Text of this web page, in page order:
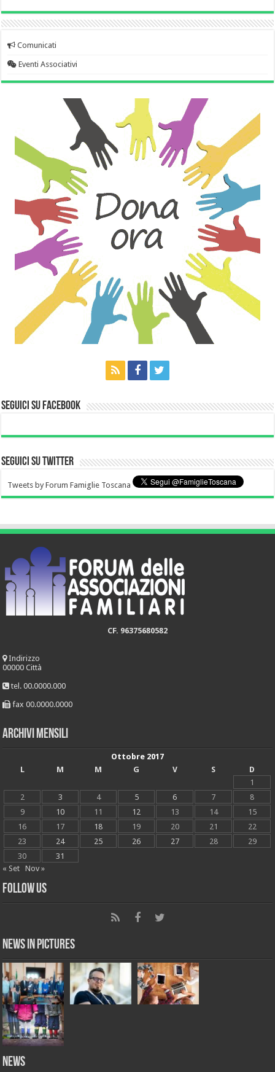
Comunicati
Eventi Associativi
Seguici su Facebook
Seguici su Twitter
Tweets by Forum Famiglie Toscana
CF. 96375680582
Indirizzo
00000 Città
tel. 00.0000.000
fax 00.0000.0000
Archivi mensili
Ottobre 2017
L
M M G V S
D
1
2
3 4 5 6 7
8
9
10 11 12 13 14
15
16
17 18 19 20 21
22
23
24 25 26 27 28
29
30
31
« Set
Nov »
Follow Us
News in Pictures
NEWS